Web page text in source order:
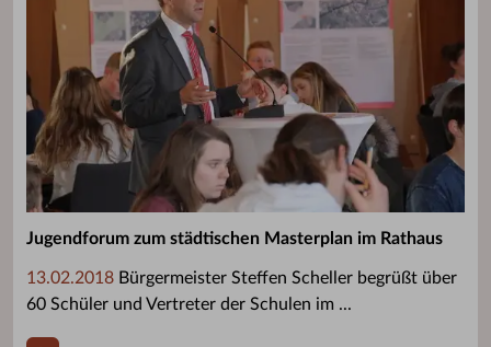
Jugendforum zum städtischen Masterplan im Rathaus
13.02.2018 Bürgermeister Steffen Scheller begrüßt über
60 Schüler und Vertreter der Schulen im ...